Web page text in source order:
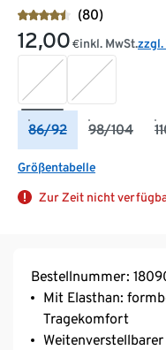
(80)
12,00 €inkl. MwSt.zzgl.
86/92 98/104
Größentabelle
Zur Zeit nicht
Bestellnummer:
Mit Elasthan:
Tragekomfort
Weitenverstellbarer